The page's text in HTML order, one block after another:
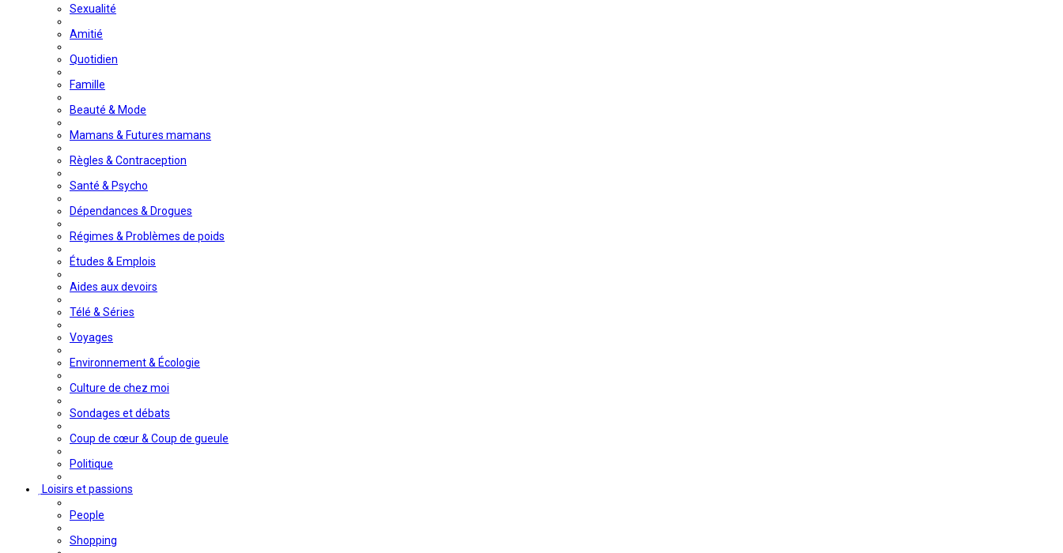
Sexualité
Amitié
Quotidien
Famille
Beauté & Mode
Mamans & Futures mamans
Règles & Contraception
Santé & Psycho
Dépendances & Drogues
Régimes & Problèmes de poids
Études & Emplois
Aides aux devoirs
Télé & Séries
Voyages
Environnement & Écologie
Culture de chez moi
Sondages et débats
Coup de cœur & Coup de gueule
Politique
Loisirs et passions
People
Shopping